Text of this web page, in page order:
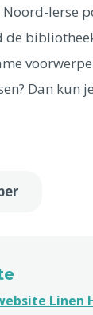
Ierse
de
Dan
Linen